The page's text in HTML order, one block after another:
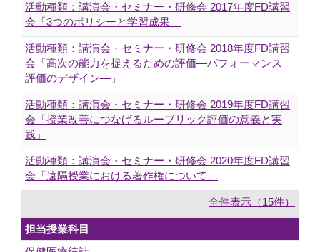
活動種類：講演会・セミナー・研修会 2017年度FD講習
会「3つのポリシーと学習成果」
活動種類：講演会・セミナー・研修会 2018年度FD講習
会「高次の能力を捉えるための評価―パフォーマンス
評価のデザイン―」
活動種類：講演会・セミナー・研修会 2019年度FD講習
会「授業改善につなげるルーブリック評価の意義と実
践」
活動種類：講演会・セミナー・研修会 2020年度FD講習
会「遠隔授業における著作権について」
全件表示（15件）
担当授業科目